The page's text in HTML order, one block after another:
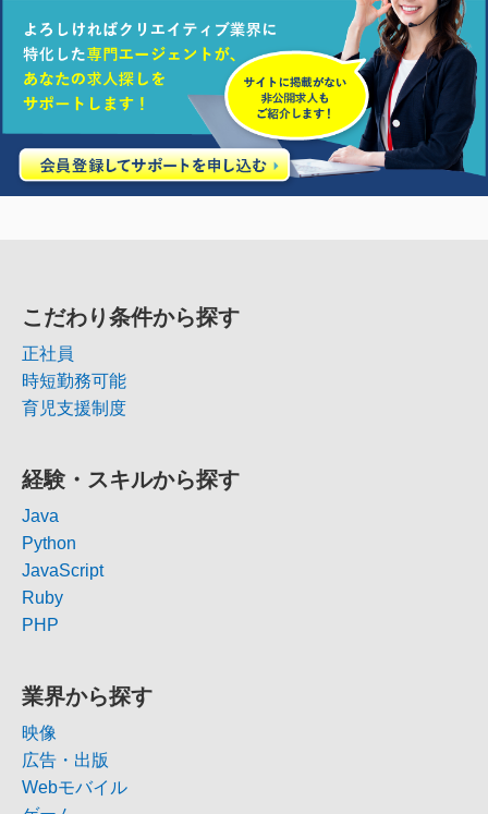
こだわり条件から探す
正社員
時短勤務可能
育児支援制度
経験・スキルから探す
Java
Python
JavaScript
Ruby
PHP
業界から探す
映像
広告・出版
Webモバイル